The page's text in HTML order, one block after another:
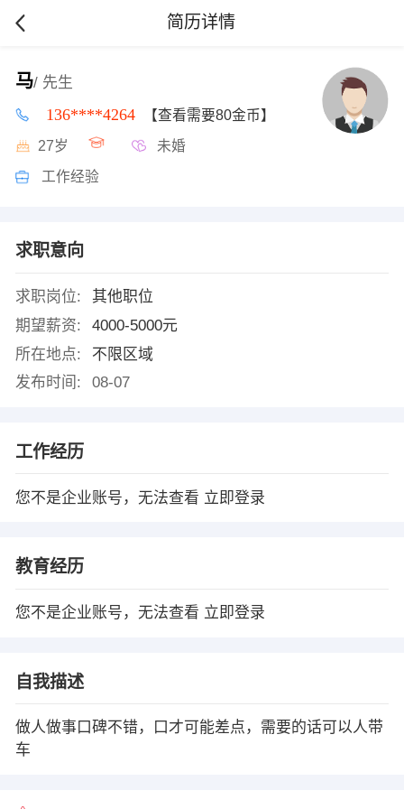
简历详情
马/ 先生
136****4264 【查看需要80金币】
27岁 未婚
工作经验
求职意向
求职岗位:
其他职位
期望薪资:
4000-5000元
所在地点:
不限区域
发布时间:
08-07
工作经历
您不是企业账号，无法查看 立即登录
教育经历
您不是企业账号，无法查看 立即登录
自我描述
做人做事口碑不错，口才可能差点，需要的话可以人带
车